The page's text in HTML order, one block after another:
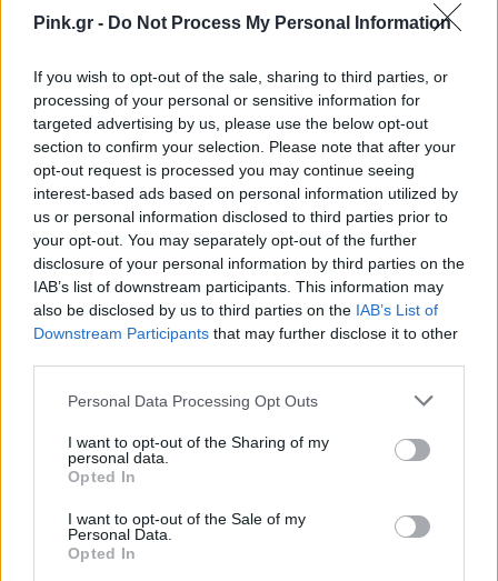
Pink.gr - Do Not Process My Personal Information
If you wish to opt-out of the sale, sharing to third parties, or
processing of your personal or sensitive information for
targeted advertising by us, please use the below opt-out
section to confirm your selection. Please note that after your
opt-out request is processed you may continue seeing
interest-based ads based on personal information utilized by
us or personal information disclosed to third parties prior to
your opt-out. You may separately opt-out of the further
disclosure of your personal information by third parties on the
IAB’s list of downstream participants. This information may
also be disclosed by us to third parties on the IAB’s List of
Downstream Participants that may further disclose it to other
Personal Data Processing Opt Outs
I want to opt-out of the Sharing of my
personal data.
Opted In
I want to opt-out of the Sale of my
Personal Data.
Opted In
Ακολουθήστε το Pink.gr στο
μάθετε πρώτοιτα πιο hot νέα .
Ακολουθήστε το Pink.gr και στο